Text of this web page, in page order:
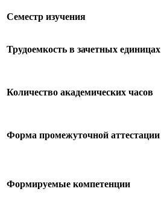
Семестр изучения
Трудоемкость в зачетных единицах
Количество академических часов
Форма промежуточной аттестации
Формируемые компетенции